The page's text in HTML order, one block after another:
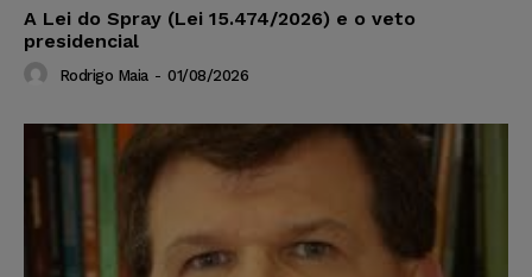
A Lei do Spray (Lei 15.474/2026) e o veto
presidencial
Rodrigo Maia - 01/08/2026